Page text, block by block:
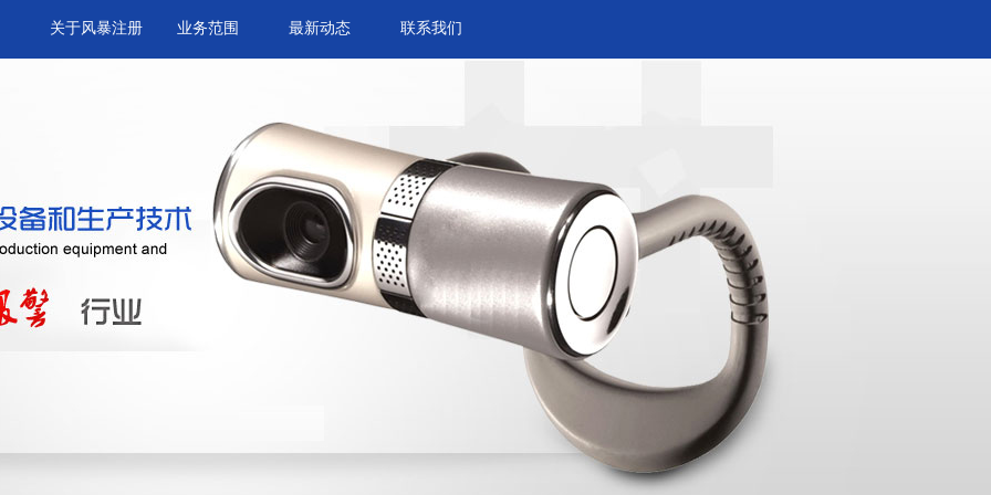
关于风暴注册 业务范围 最新动态 联系我们